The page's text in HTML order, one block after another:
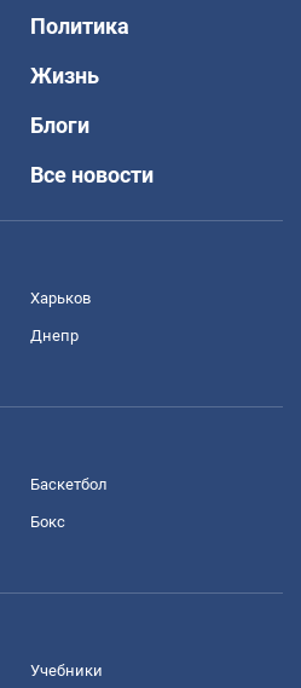
Политика
Жизнь
Блоги
Все новости
Харьков
Днепр
Баскетбол
Бокс
Учебники